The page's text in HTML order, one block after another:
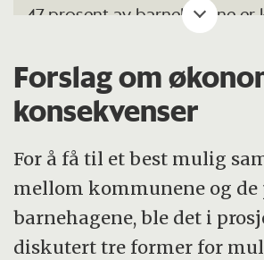
47 prosent av barnehagene er
50 prosent av barna går i
barnehager.
Dette er nasjonale tall, slik at
kommune kan forholdet være
Forslag om
konsekvenser
For å få til et best mulig
mellom kommunene og de
barnehagene, ble det i
diskutert tre former for